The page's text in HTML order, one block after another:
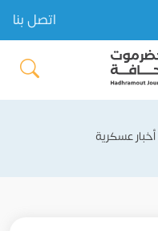
اتصل بنا
أخبار عسكرية